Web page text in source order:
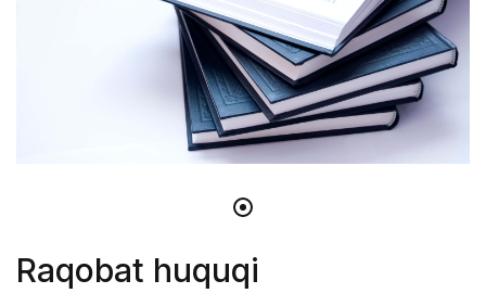
Raqobat huquqi